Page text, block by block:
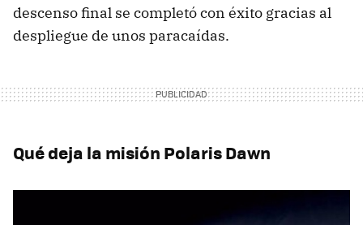
descenso final se completó con éxito gracias al
despliegue de unos paracaídas.
Qué deja la misión Polaris Dawn